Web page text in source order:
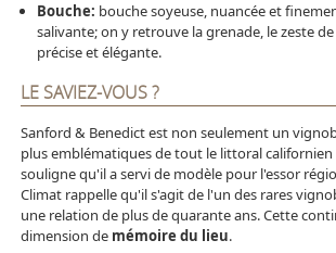
Bouche: bouche soyeuse, nuancée et
salivante; on y retrouve la grenade, le zeste
précise et élégante.
LE SAVIEZ-VOUS ?
Sanford & Benedict est non seulement un
plus emblématiques de tout le littoral
souligne qu'il a servi de modèle pour l'essor
Climat rappelle qu'il s'agit de l'un des rares
une relation de plus de quarante ans. Cette
dimension de mémoire du lieu.